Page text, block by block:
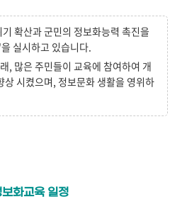
확산과 군민의 정보화능력 촉진을
실시하고 있습니다.
, 많은 주민들이 교육에 참여하여 개
상 시켰으며, 정보문화 생활을 영위하
화교육 일정